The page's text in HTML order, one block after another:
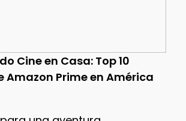
Cine en Casa: Top 10
Amazon Prime en América